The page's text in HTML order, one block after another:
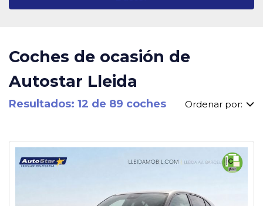
Coches de ocasión de
Autostar Lleida
Resultados: 12 de 89 coches Ordenar por: